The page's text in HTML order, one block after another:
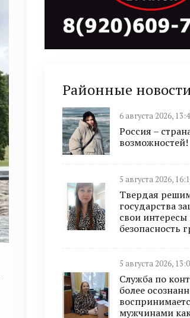
Районные
6 августа 2026,
Россия –
возможностей!
5 августа 2026,
Твердая
государства
свои интересы
безопасность
5 августа 2026,
Служба по
более
мужчинами